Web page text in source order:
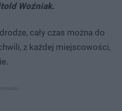
Woźniak.
cały czas można do
z każdej miejscowości,